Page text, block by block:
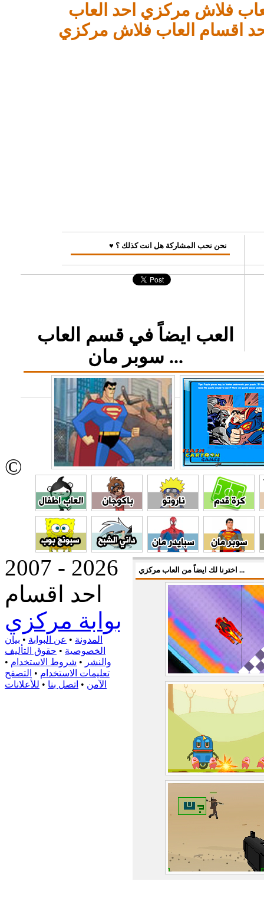
فلاش مركزي احد العاب
اقسام العاب فلاش مركزي
♥ نحن نحب المشاركة هل انت كذلك ؟
العب ايضاً في قسم العاب
سوبر مان ...
اخترنا لك ايضاً من العاب مركزي ...
©
2007 - 2026
احد اقسام
بوابة مركزي
المدونة • عن البوابة • بيان
الخصوصية • حقوق التأليف
والنشر • شروط الاستخدام •
تعليمات الاستخدام • التصفح
الآمن • اتصل بنا • للأعلانات